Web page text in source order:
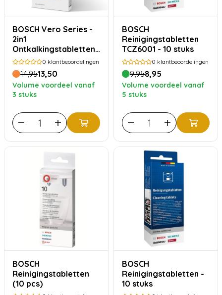
BOSCH Vero Series -
2in1
Ontkalkingstabletten
TCZ8002A
0 klantbeoordelingen
14,9513,50
Volume voordeel vanaf
3 stuks
BOSCH
Reinigingstabletten
TCZ6001 - 10 stuks
0 klantbeoordelingen
9,958,95
Volume voordeel vanaf
5 stuks
BOSCH
Reinigingstabletten
(10 pcs)
BOSCH
Reinigingstabletten -
10 stuks